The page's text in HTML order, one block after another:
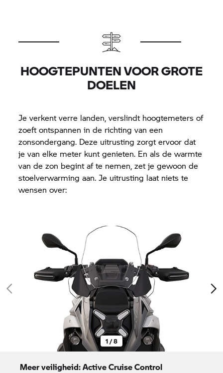
HOOGTEPUNTEN VOOR GROTE
DOELEN
Je verkent verre landen, verslindt hoogtemeters of
zoeft ontspannen in de richting van een
zonsondergang. Deze uitrusting zorgt ervoor dat
je van elke meter kunt genieten. En als de warmte
van de zon begint af te nemen, zet je gewoon de
stoelverwarming aan. Je uitrusting laat niets te
wensen over:
1 / 8
Meer veiligheid: Active Cruise Control